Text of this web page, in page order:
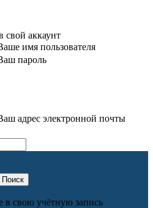
свой аккаунт
имя пользователя
пароль
адрес электронной почты
в свою учётную запись